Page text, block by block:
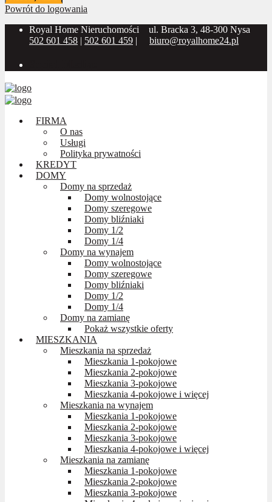
Powrót do logowania
Royal Home Nieruchomości
ul. Bracka 3, 48-300 Nysa
502 601 458 | 502 601 459 | biuro@royalhome24.pl
FIRMA
O nas
Usługi
Polityka prywatności
KREDYT
DOMY
Domy na sprzedaż
Domy wolnostojące
Domy szeregowe
Domy bliźniaki
Domy 1/2
Domy 1/4
Domy na wynajem
Domy wolnostojące
Domy szeregowe
Domy bliźniaki
Domy 1/2
Domy 1/4
Domy na zamianę
Pokaż wszystkie oferty
MIESZKANIA
Mieszkania na sprzedaż
Mieszkania 1-pokojowe
Mieszkania 2-pokojowe
Mieszkania 3-pokojowe
Mieszkania 4-pokojowe i więcej
Mieszkania na wynajem
Mieszkania 1-pokojowe
Mieszkania 2-pokojowe
Mieszkania 3-pokojowe
Mieszkania 4-pokojowe i więcej
Mieszkania na zamianę
Mieszkania 1-pokojowe
Mieszkania 2-pokojowe
Mieszkania 3-pokojowe